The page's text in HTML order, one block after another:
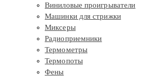
Виниловые проигрыватели
Машинки для стрижки
Миксеры
Радиоприемники
Термометры
Термопоты
Фены